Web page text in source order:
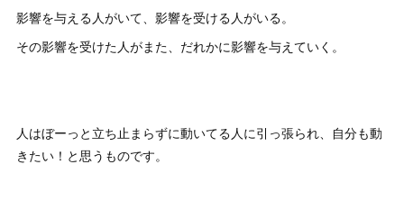
影響を与える人がいて、影響を受ける人がいる。
その影響を受けた人がまた、だれかに影響を与えていく。
人はぼーっと立ち止まらずに動いてる人に引っ張られ、自分も動
きたい！と思うものです。